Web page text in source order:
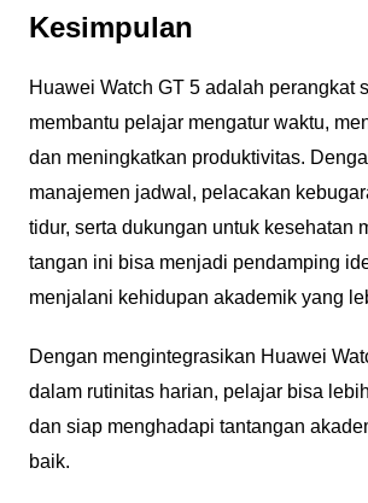
Kesimpulan
Huawei Watch GT 5 adalah perangkat
membantu pelajar mengatur waktu,
dan meningkatkan produktivitas.
manajemen jadwal, pelacakan
tidur, serta dukungan untuk kesehatan
tangan ini bisa menjadi pendamping
menjalani kehidupan akademik yang
Dengan mengintegrasikan Huawei
dalam rutinitas harian, pelajar bisa
dan siap menghadapi tantangan
baik.